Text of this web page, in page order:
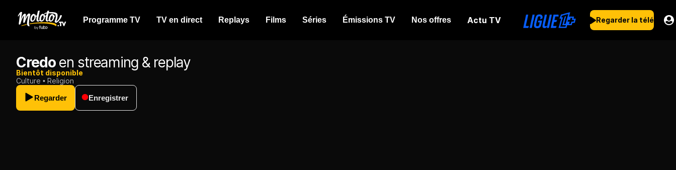
Programme TV TV en direct Replays Films Séries Émissions TV Nos offres Actu TV Regarder la télé
Credoen streaming & replay
Bientôt disponible
Culture
Religion
Regarder
Enregistrer